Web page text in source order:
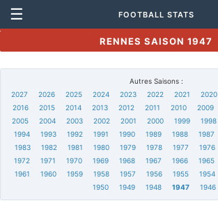
☰ FOOTBALL STATS
RENNES SAISON 1947
Autres Saisons :
2027
2026 2025 2024 2023 2022 2021 2020
2016
2015 2014 2013 2012 2011 2010 2009
2005
2004 2003 2002 2001 2000 1999 1998
1994
1993 1992 1991 1990 1989 1988 1987
1983
1982 1981 1980 1979 1978 1977 1976
1972
1971 1970 1969 1968 1967 1966 1965
1961
1960 1959 1958 1957 1956 1955 1954
1950
1949 1948 1947 1946